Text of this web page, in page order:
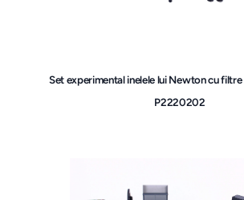
Set experimental inelele lui Newton cu
P2220202